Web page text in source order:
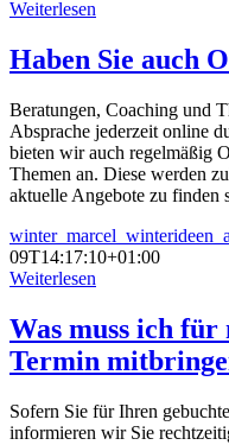
Weiterlesen
Haben Sie auch
Beratungen, Coaching und
Absprache jederzeit online
bieten wir auch regelmäßig
Themen an. Diese werden
aktuelle Angebote zu finden
09T14:17:10+01:00
Weiterlesen
Was muss ich für
Termin
Sofern Sie für Ihren
informieren wir Sie